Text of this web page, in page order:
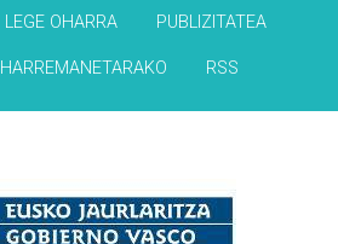
LEGE OHARRA PUBLIZITATEA
HARREMANETARAKO RSS